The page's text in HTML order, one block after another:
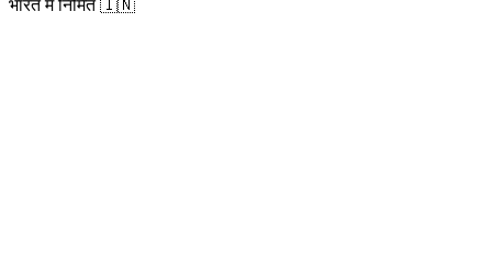
भारत में निर्मित🇮🇳